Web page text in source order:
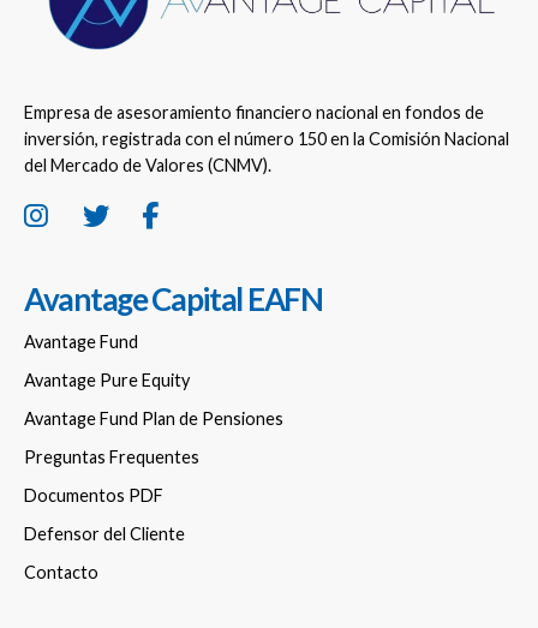
Empresa de asesoramiento financiero nacional en fondos de
inversión, registrada con el número 150 en la Comisión Nacional
del Mercado de Valores (CNMV).
Avantage Capital EAFN
Avantage Fund
Avantage Pure Equity
Avantage Fund Plan de Pensiones
Preguntas Frequentes
Documentos PDF
Defensor del Cliente
Contacto